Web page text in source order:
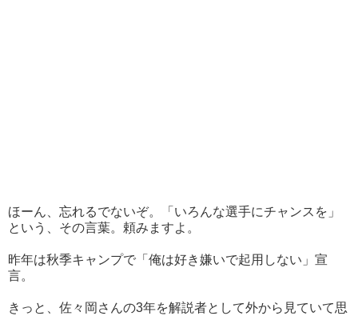
ほーん、忘れるでないぞ。「いろんな選手にチャンスを」
という、その言葉。頼みますよ。
昨年は秋季キャンプで「俺は好き嫌いで起用しない」宣
言。
きっと、佐々岡さんの3年を解説者として外から見ていて思